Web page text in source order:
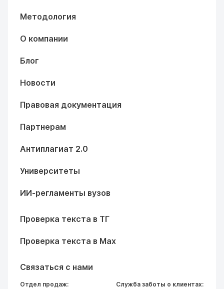
Методология
О компании
Блог
Новости
Правовая документация
Партнерам
Антиплагиат 2.0
Университеты
ИИ-регламенты вузов
Проверка текста в ТГ
Проверка текста в Max
Связаться с нами
Отдел продаж: Служба заботы о клиентах: